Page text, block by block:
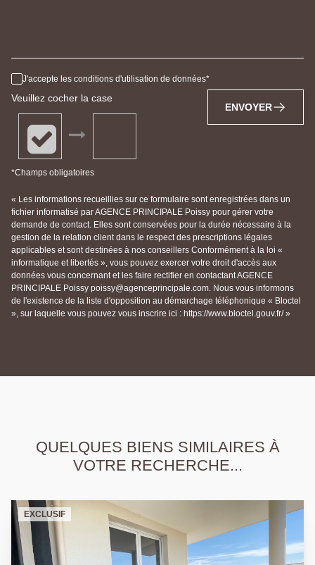
J'accepte les conditions d'utilisation de données
Veuillez cocher la case
*Champs obligatoires
ENVOYER
« Les informations recueillies sur ce formulaire sont enregistrées dans un
fichier informatisé par AGENCE PRINCIPALE Poissy pour gérer votre
demande de contact. Elles sont conservées pour la durée nécessaire à la
gestion de la relation client dans le respect des prescriptions légales
applicables et sont destinées à nos conseillers Conformément à la loi «
informatique et libertés », vous pouvez exercer votre droit d'accès aux
données vous concernant et les faire rectifier en contactant AGENCE
PRINCIPALE Poissy poissy@agenceprincipale.com. Nous vous informons
de l'existence de la liste d'opposition au démarchage téléphonique « Bloctel
», sur laquelle vous pouvez vous inscrire ici : https://www.bloctel.gouv.fr/ »
QUELQUES BIENS SIMILAIRES À
VOTRE RECHERCHE...
EXCLUSIF